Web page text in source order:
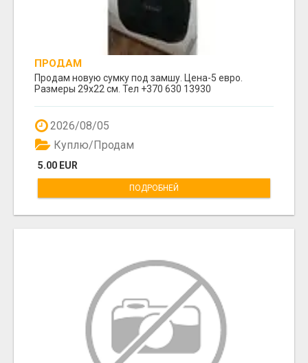
ПРОДАМ
Продам новую сумку под замшу. Цена-5 евро.
Размеры 29х22 см. Тел +370 630 13930
2026/08/05
5.00 EUR
Куплю/Продам
ПОДРОБНЕЙ